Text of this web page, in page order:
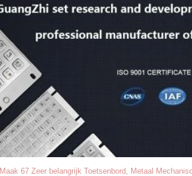
Maak 67 Zeer belangrijk Toetsenbord, Metaal